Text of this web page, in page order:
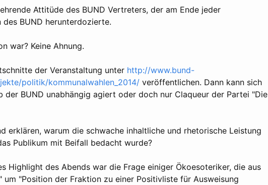
Attitüde des BUND Vertreters, der am Ende jeder
BUND herunterdozierte.
war? Keine Ahnung.
der Veranstaltung unter http://www.bund-
politik/kommunalwahlen_2014/ veröffentlichen. Dann kann sich
der BUND unabhängig agiert oder doch nur Claqueur der Partei "Die
erklären, warum die schwache inhaltliche und rhetorische Leistung
Publikum mit Beifall bedacht wurde?
Highlight des Abends war die Frage einiger Ökoesoteriker, die aus
"Position der Fraktion zu einer Positivliste für Ausweisung